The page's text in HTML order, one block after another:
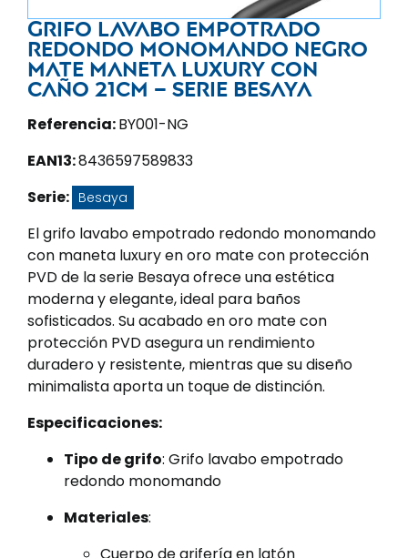
Grifo lavabo empotrado
redondo monomando negro
mate maneta luxury con
caño 21CM – Serie Besaya
Referencia:BY001-NG
EAN13:8436597589833
Serie: Besaya
El grifo lavabo empotrado redondo monomando
con maneta luxury en oro mate con protección
PVD de la serie Besaya ofrece una estética
moderna y elegante, ideal para baños
sofisticados. Su acabado en oro mate con
protección PVD asegura un rendimiento
duradero y resistente, mientras que su diseño
minimalista aporta un toque de distinción.
Especificaciones:
Tipo de grifo: Grifo lavabo empotrado
redondo monomando
Materiales: